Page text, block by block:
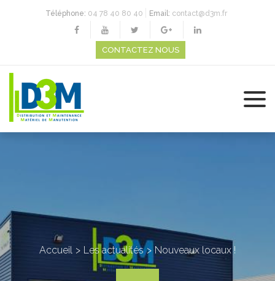
Téléphone: 04 78 40 80 40 Email: contact@d3m.fr
CONTACTEZ NOUS
Accueil Les actualités Nouveaux locaux !